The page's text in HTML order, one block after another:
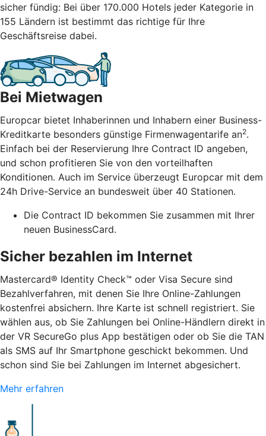
sicher fündig: Bei über 170.000 Hotels jeder Kategorie in
155 Ländern ist bestimmt das richtige für Ihre
Geschäftsreise dabei.
Bei Mietwagen
Europcar bietet Inhaberinnen und Inhabern einer Business-
Kreditkarte besonders günstige Firmenwagentarife an2.
Einfach bei der Reservierung Ihre Contract ID angeben,
und schon profitieren Sie von den vorteilhaften
Konditionen. Auch im Service überzeugt Europcar mit dem
24h Drive-Service an bundesweit über 40 Stationen.
Die Contract ID bekommen Sie zusammen mit Ihrer
neuen BusinessCard.
Sicher bezahlen im Internet
Mastercard® Identity Check™ oder Visa Secure sind
Bezahlverfahren, mit denen Sie Ihre Online-Zahlungen
kostenfrei absichern. Ihre Karte ist schnell registriert. Sie
wählen aus, ob Sie Zahlungen bei Online-Händlern direkt in
der VR SecureGo plus App bestätigen oder ob Sie die TAN
als SMS auf Ihr Smartphone geschickt bekommen. Und
schon sind Sie bei Zahlungen im Internet abgesichert.
Mehr erfahren